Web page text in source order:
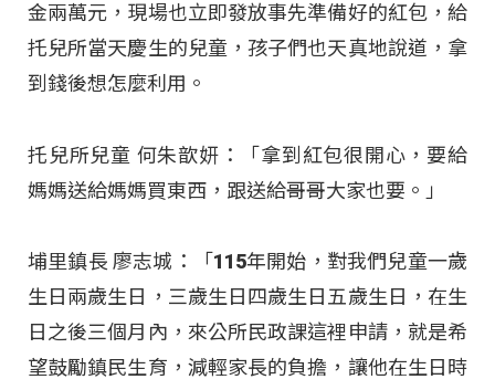
金兩萬元，現場也立即發放事先準備好的紅包，給
托兒所當天慶生的兒童，孩子們也天真地說道，拿
到錢後想怎麼利用。
托兒所兒童 何朱歆妍：「拿到紅包很開心，要給
媽媽送給媽媽買東西，跟送給哥哥大家也要。」
埔里鎮長 廖志城：「115年開始，對我們兒童一歲
生日兩歲生日，三歲生日四歲生日五歲生日，在生
日之後三個月內，來公所民政課這裡申請，就是希
望鼓勵鎮民生育，減輕家長的負擔，讓他在生日時